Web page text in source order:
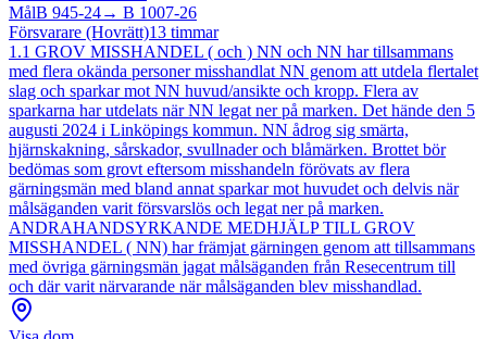
MålB 945-24→ B 1007-26
Försvarare (Hovrätt)13 timmar
1.1 GROV MISSHANDEL ( och ) NN och NN har tillsammans
med flera okända personer misshandlat NN genom att utdela flertalet
slag och sparkar mot NN huvud/ansikte och kropp. Flera av
sparkarna har utdelats när NN legat ner på marken. Det hände den 5
augusti 2024 i Linköpings kommun. NN ådrog sig smärta,
hjärnskakning, sårskador, svullnader och blåmärken. Brottet bör
bedömas som grovt eftersom misshandeln förövats av flera
gärningsmän med bland annat sparkar mot huvudet och delvis när
målsäganden varit försvarslös och legat ner på marken.
ANDRAHANDSYRKANDE MEDHJÄLP TILL GROV
MISSHANDEL ( NN) har främjat gärningen genom att tillsammans
med övriga gärningsmän jagat målsäganden från Resecentrum till
och där varit närvarande när målsäganden blev misshandlad.